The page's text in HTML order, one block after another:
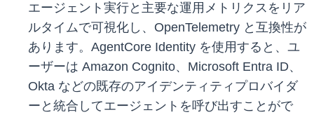
エージェント実行と主要な運用メトリクスをリア
ルタイムで可視化し、OpenTelemetry と互換性が
あります。AgentCore Identity を使用すると、ユ
ーザーは Amazon Cognito、Microsoft Entra ID、
Okta などの既存のアイデンティティプロバイダ
ーと統合してエージェントを呼び出すことがで